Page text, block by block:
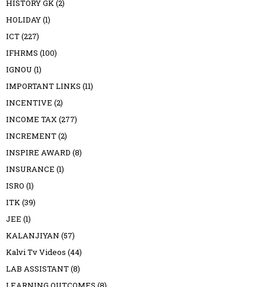
HISTORY GK(2)
HOLIDAY(1)
ICT(227)
IFHRMS (100)
IGNOU (1)
IMPORTANT LINKS (11)
INCENTIVE (2)
INCOME TAX(277)
INCREMENT(2)
INSPIRE AWARD (8)
INSURANCE (1)
ISRO (1)
ITK(39)
JEE (1)
KALANJIYAN (57)
Kalvi Tv Videos (44)
LAB ASSISTANT(8)